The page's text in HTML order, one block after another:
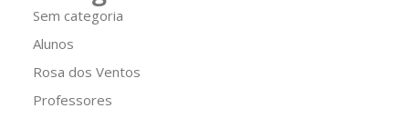
Sem categoria
Alunos
Rosa dos Ventos
Professores